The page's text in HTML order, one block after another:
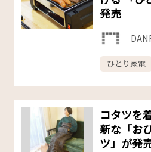
発売
ひとり家電
コタツを
新な「お
ツ」が発